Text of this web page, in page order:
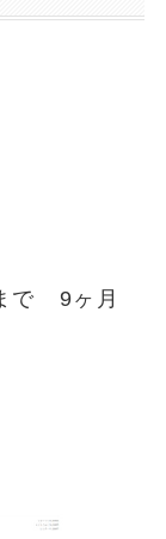
で 9ヶ月